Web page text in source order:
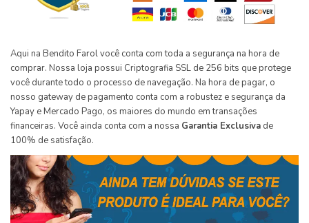
Aqui na Bendito Farol você conta com toda a segurança na hora de
comprar. Nossa loja possui Criptografia SSL de 256 bits que protege
você durante todo o processo de navegação. Na hora de pagar, o
nosso gateway de pagamento conta com a robustez e segurança da
Yapay e Mercado Pago, os maiores do mundo em transações
financeiras. Você ainda conta com a nossa Garantia Exclusiva de
100% de satisfação.